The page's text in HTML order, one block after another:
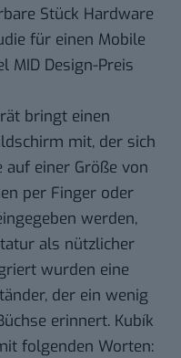
Stück Hardware
für einen Mobile
MID Design-Preis
bringt einen
mit, der sich
einer Größe von
per Finger oder
werden,
als nützlicher
wurden eine
der ein wenig
erinnert. Kubík
folgenden Worten: